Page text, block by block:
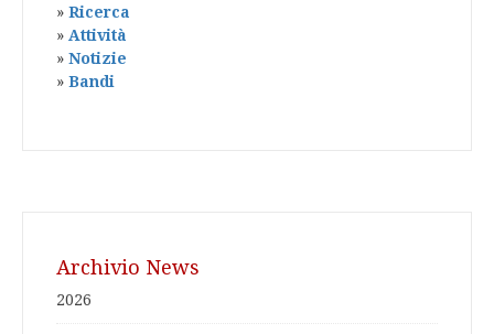
» Ricerca
» Attività
» Notizie
» Bandi
Archivio News
2026